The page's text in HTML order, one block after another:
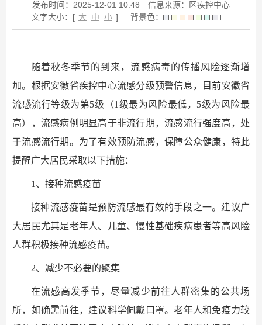
发布时间：2025-12-01 10:48
信息来源：区疾控中心
文字大小：[ 大 中 小 ] 背景色：
随着秋冬季节的到来，流感病毒的传播风险逐渐增
加。根据安徽省疾控中心流感分级预警信息，目前安徽省
流感流行等级为第5级（1级最为风险最低，5级为风险最
高），流感病例明显高于非流行期，流感流行强度高，处
于流感流行期。为了有效预防流感，保障公众健康，特此
提醒广大居民采取以下措施：
1、接种流感疫苗
接种流感疫苗是预防流感最有效的手段之一。建议广
大居民尤其是老年人、儿童、慢性基础疾病患者等高风险
人群积极接种流感疫苗。
2、减少不必要的聚集
在流感高发季节，尽量减少前往人群密集的公共场
所，如确需前往，建议科学佩戴口罩。老年人和免疫力较